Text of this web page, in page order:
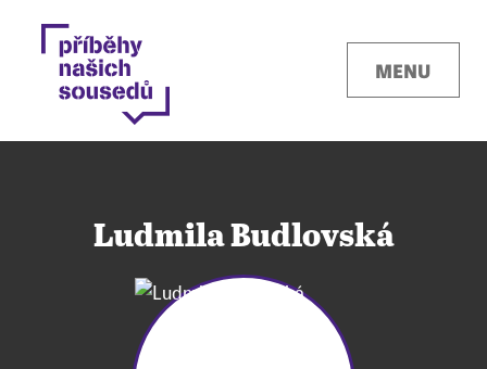
MENU
Ludmila Budlovská